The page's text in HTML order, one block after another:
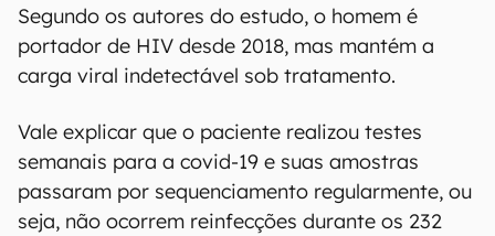
Segundo os autores do estudo, o homem é
portador de HIV desde 2018, mas mantém a
carga viral indetectável sob tratamento.
Vale explicar que o paciente realizou testes
semanais para a covid-19 e suas amostras
passaram por sequenciamento regularmente, ou
seja, não ocorrem reinfecções durante os 232